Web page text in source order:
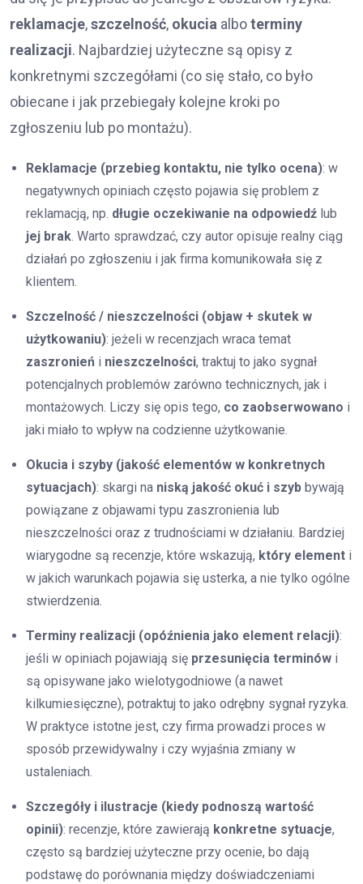
reklamacje,szczelność, okucia alboterminy
realizacji. Najbardziej użyteczne są opisy z
konkretnymi szczegółami (co się stało, co było
obiecane i jak przebiegały kolejne kroki po
zgłoszeniu lub po montażu).
Reklamacje (przebieg kontaktu, nie tylko ocena): w
negatywnych opiniach często pojawia się problem z
reklamacją, np. długie oczekiwanie na odpowiedź lub
jej brak. Warto sprawdzać, czy autor opisuje realny ciąg
działań po zgłoszeniu i jak firma komunikowała się z
klientem.
Szczelność / nieszczelności (objaw + skutek w
użytkowaniu): jeżeli w recenzjach wraca temat
zaszronień i nieszczelności, traktuj to jako sygnał
potencjalnych problemów zarówno technicznych, jak i
montażowych. Liczy się opis tego, co zaobserwowano i
jaki miało to wpływ na codzienne użytkowanie.
Okucia i szyby (jakość elementów w konkretnych
sytuacjach): skargi na niską jakość okuć i szyb bywają
powiązane z objawami typu zaszronienia lub
nieszczelności oraz z trudnościami w działaniu. Bardziej
wiarygodne są recenzje, które wskazują, który element i
w jakich warunkach pojawia się usterka, a nie tylko ogólne
stwierdzenia.
Terminy realizacji (opóźnienia jako element relacji):
jeśli w opiniach pojawiają się przesunięcia terminów i
są opisywane jako wielotygodniowe (a nawet
kilkumiesięczne), potraktuj to jako odrębny sygnał ryzyka.
W praktyce istotne jest, czy firma prowadzi proces w
sposób przewidywalny i czy wyjaśnia zmiany w
ustaleniach.
Szczegóły i ilustracje (kiedy podnoszą wartość
opinii): recenzje, które zawierają konkretne sytuacje,
często są bardziej użyteczne przy ocenie, bo dają
podstawę do porównania między doświadczeniami